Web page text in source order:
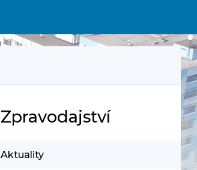
Zpravodajství
Aktuality